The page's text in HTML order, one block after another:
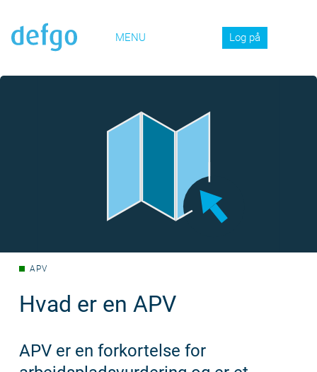
MENU Log på
APV
Hvad er en APV
APV er en forkortelse for